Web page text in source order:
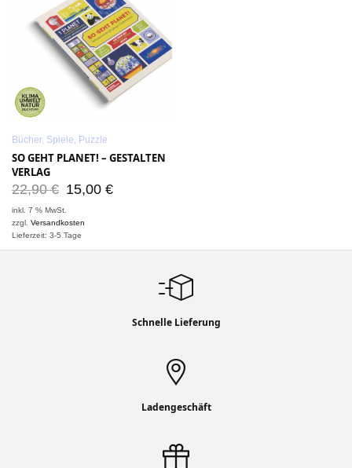
Bücher, Spiele, Puzzle
SO GEHT PLANET! – GESTALTEN
VERLAG
22,90€ 15,00 €
inkl. 7 % MwSt.
zzgl.Versandkosten
Lieferzeit: 3-5 Tage
Schnelle Lieferung
Ladengeschäft